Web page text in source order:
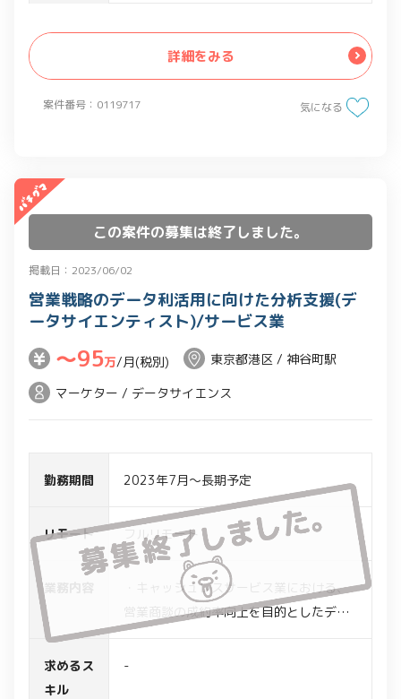
案件番号：0119717
設計
・アンケートやインタビューによる定量
的かつ定性的な調査、分析
・数値解析ツールによる分析・改善提案
詳細をみる
気になる
この案件の募集は終了しました。
掲載日：2023/06/02
営業戦略のデータ利活用に向けた分析支援(デ
ータサイエンティスト)/サービス業
〜95万/月(税別)
東京都港区 / 神谷町駅
マーケター / データサイエンス
勤務期間 2023年7月～長期予定
リモート フルリモート
・キャッシュレスサービス業における、
営業商談の成約率向上を目的としたデー
タ分析支援
求めるス
キル
-